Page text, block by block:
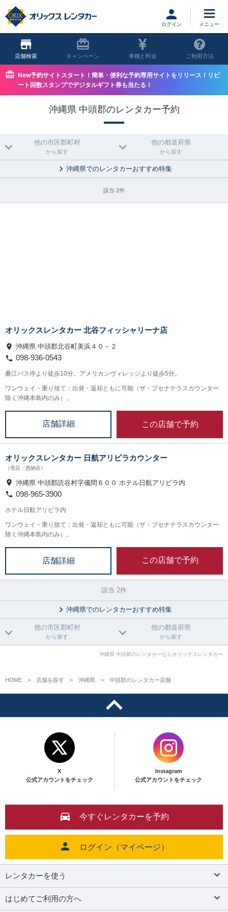
ログイン
店舗 キャンペーン 車種と料金 ご利用方法
New予約サイトスタート！簡単・便利な予約専用サイトをリリース！リピ
ート回数スタンプでデジタルギフト券も当たる！
沖縄県 中頭郡のレンタカー予約
他の市区郡町村
から探す
他の都道府県
から探す
沖縄県でのレンタカーおすすめ特集
該当 2件
オリックスレンタカー 北谷フィッシャリーナ店
沖縄県 中頭郡北谷町美浜４０－２
098-936-0543
桑江バス停より徒歩10分。アメリカンヴィレッジより徒歩5分。
ワンウェイ・乗り捨て：出発・返却ともに可能（ザ・ブセナテラスカウンター
除く沖縄本島内のみ）。
店舗詳細 この店舗で予約
オリックスレンタカー 日航アリビラカウンター
（母店：恩納店）
沖縄県 中頭郡読谷村字儀間６００ ホテル日航アリビラ内
098-965-3900
ホテル日航アリビラ内
ワンウェイ・乗り捨て：出発・返却ともに可能（ザ・ブセナテラスカウンター
除く沖縄本島内のみ）。
店舗詳細 この店舗で予約
該当 2件
沖縄県でのレンタカーおすすめ特集
他の市区郡町村
から探す
他の都道府県
から探す
沖縄県 中頭郡のレンタカーならオリックスレンタカー
HOME 店舗を探す 沖縄県 中頭郡のレンタカー店舗
X
公式アカウントをチェック
Instagram
公式アカウントをチェック
今すぐレンタカーを予約
ログイン（マイページ）
レンタカーを使う
はじめてご利用の方へ